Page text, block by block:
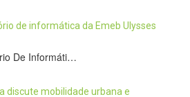
De Informáti…